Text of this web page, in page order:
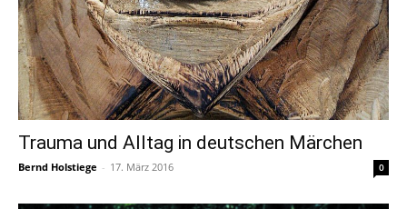
Trauma und Alltag in deutschen Märchen
Bernd Holstiege - 17. März 2016 0